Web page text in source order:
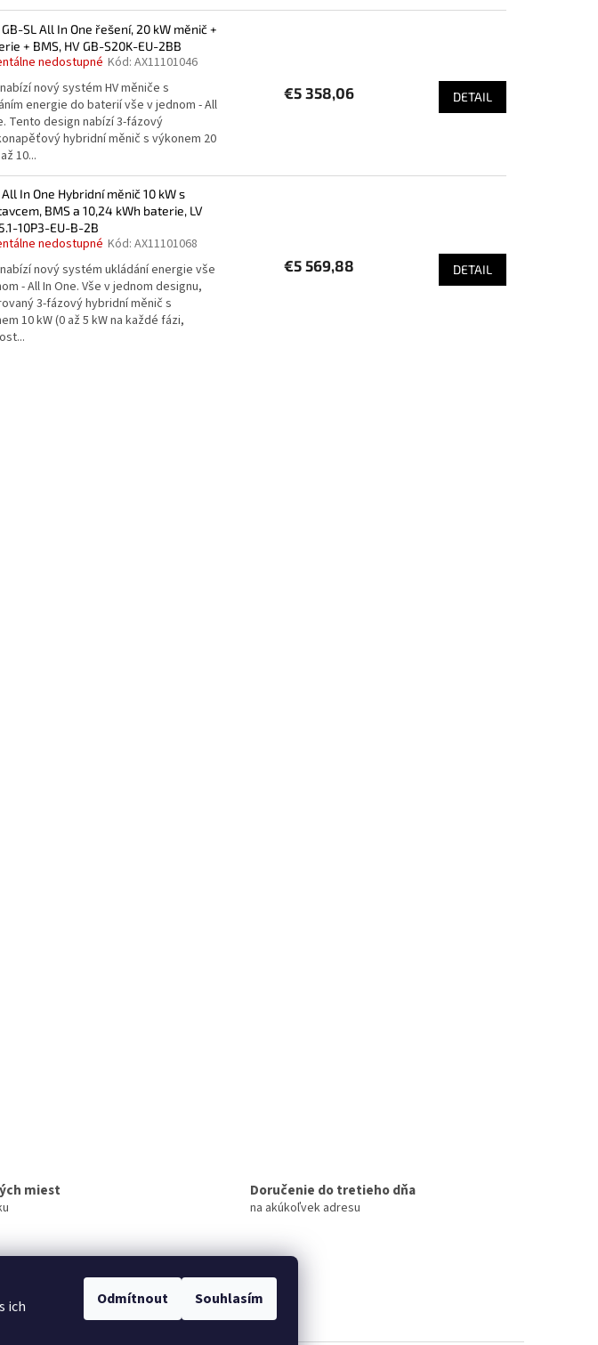
ich
Odmítnout Souhlasím
GB-SL All In One řešení, 20 kW měnič +
+ BMS, HV GB-S20K-EU-2BB
nedostupné Kód: AX11101046
nový systém HV měniče s
energie do baterií vše v jednom - All
Tento design nabízí 3-fázový
hybridní měnič s výkonem 20
10...
€5 358,06 DETAIL
All In One Hybridní měnič 10 kW s
BMS a 10,24 kWh baterie, LV
10P3-EU-B-2B
nedostupné Kód: AX11101068
nový systém ukládání energie vše
- All In One. Vše v jednom designu,
3-fázový hybridní měnič s
10 kW (0 až 5 kW na každé fázi,
€5 569,88 DETAIL
miest Doručenie do tretieho dňa
na akúkoľvek adresu